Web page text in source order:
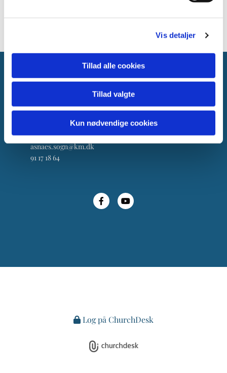
Vis detaljer
Tillad alle cookies
Tillad valgte
Kun nødvendige cookies
4550 Asnæs
asnaes.sogn@km.dk
91 17 18 64
Log på ChurchDesk